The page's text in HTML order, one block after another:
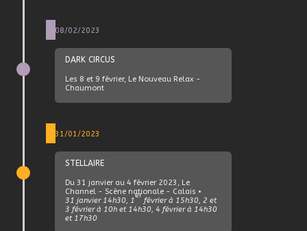
08/02/2023
DARK CIRCUS
Les 8 et 9 février, Le Nouveau Relax -
Chaumont
31/01/2023
STELLAIRE
Du 31 janvier au 4 février 2023, Le
Channel - Scène nationale - Calais •
31 janvier 14h30, 1
er
février à 15h30, 2 et
3 février à 10h et 14h30, 4 février à 14h30
et 17h30